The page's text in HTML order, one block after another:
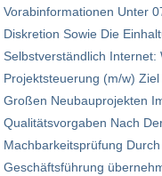
Vorabinformationen Unter
Diskretion Sowie Die
Selbstverständlich
Projektsteuerung (m/w)
Großen Neubauprojekten
Qualitätsvorgaben Nach
Machbarkeitsprüfung
Geschäftsführung